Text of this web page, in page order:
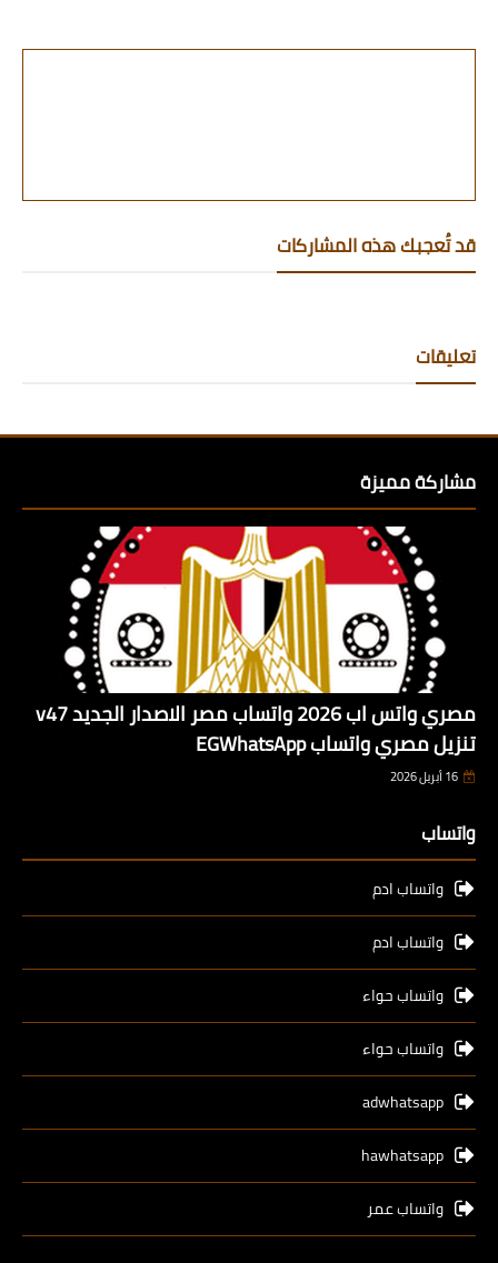
قد تُعجبك هذه المشاركات
تعليقات
مشاركة مميزة
مصري واتس اب 2026 واتساب مصر الاصدار الجديد v47
تنزيل مصري واتساب EGWhatsApp
16 أبريل 2026
واتساب
واتساب ادم
واتساب ادم
واتساب حواء
واتساب حواء
adwhatsapp
hawhatsapp
واتساب عمر